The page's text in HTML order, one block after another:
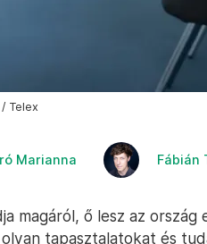
Telex
Marianna Fábián
magáról, ő lesz az
tapasztalatokat és